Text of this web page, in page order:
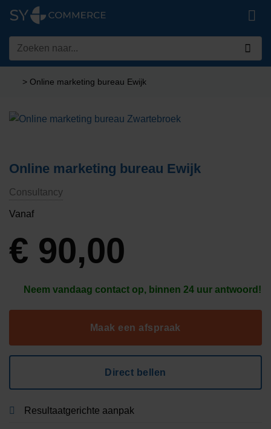
naar
inhoud
Zoeken
> Online marketing bureau Ewijk
Online marketing bureau Ewijk
Consultancy
Vanaf
€ 90,00
Neem vandaag contact op, binnen 24 uur antwoord!
Maak een afspraak
Direct bellen
Resultaatgerichte aanpak